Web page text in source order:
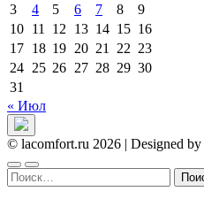
3
4 5 6 7 8
9
10 11 12 13 14 15 16
17 18 19 20 21 22 23
24 25 26 27 28 29 30
31
« Июл
© lacomfort.ru 2026 | Designed by
Найти: